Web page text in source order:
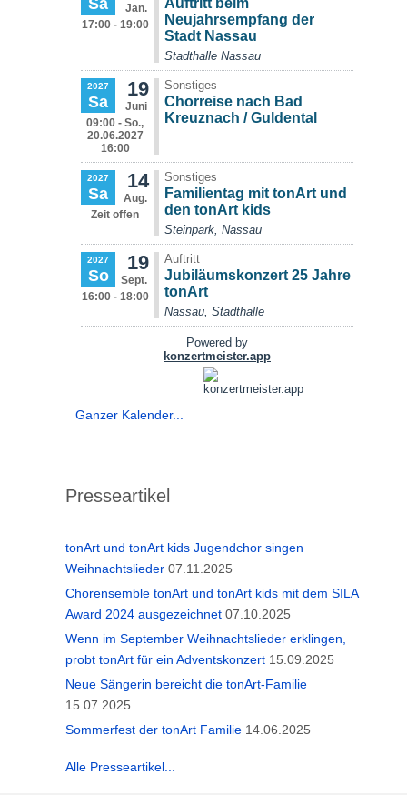
Ganzer Kalender...
Presseartikel
tonArt und tonArt kids Jugendchor singen
Weihnachtslieder 07.11.2025
Chorensemble tonArt und tonArt kids mit dem SILA
Award 2024 ausgezeichnet 07.10.2025
Wenn im September Weihnachtslieder erklingen,
probt tonArt für ein Adventskonzert 15.09.2025
Neue Sängerin bereicht die tonArt-Familie
15.07.2025
Sommerfest der tonArt Familie 14.06.2025
Alle Presseartikel...